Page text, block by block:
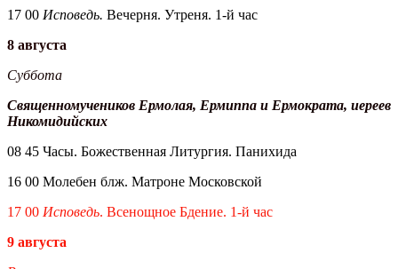
17 00 Исповедь. Вечерня. Утреня. 1-й час
8 августа
Суббота
Священномучеников Ермолая, Ермиппа и Ермократа, иереев
Никомидийских
08 45 Часы. Божественная Литургия. Панихида
16 00 Молебен блж. Матроне Московской
17 00 Исповедь. Всенощное Бдение. 1-й час
9 августа